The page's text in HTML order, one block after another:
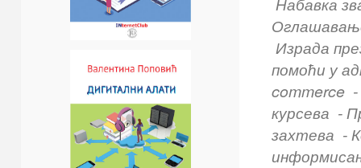
Израда
помоћи у
commerce -
курсева -
захтева -